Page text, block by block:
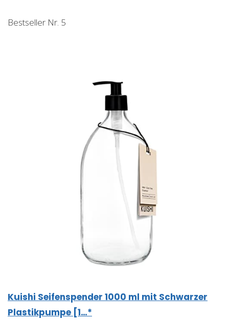
Bestseller Nr. 5
Kuishi Seifenspender 1000 ml mit Schwarzer
Plastikpumpe [1…*